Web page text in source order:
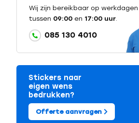
Wij zijn bereikbaar op werkdagen
tussen 09:00en 17:00 uur.
085 130 4010
Stickers naar
eigen wens
bedrukken?
Offerte aanvragen